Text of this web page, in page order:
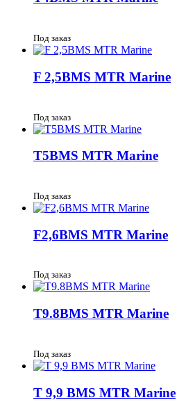
Под заказ
F 2,5BMS MTR Marine
Под заказ
T5BMS MTR Marine
Под заказ
F2,6BMS MTR Marine
Под заказ
T9.8BMS MTR Marine
Под заказ
T 9,9 BMS MTR Marine